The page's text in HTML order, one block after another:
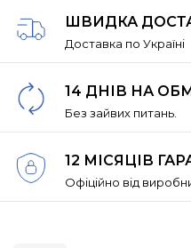
ШВИДКА
Доставка по Україні
14 ДНІВ НА
Без зайвих питань.
12 МІСЯЦІВ
Офіційно від